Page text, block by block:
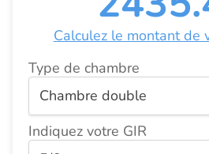
Calculez le montant de
Type de chambre
Indiquez votre GIR